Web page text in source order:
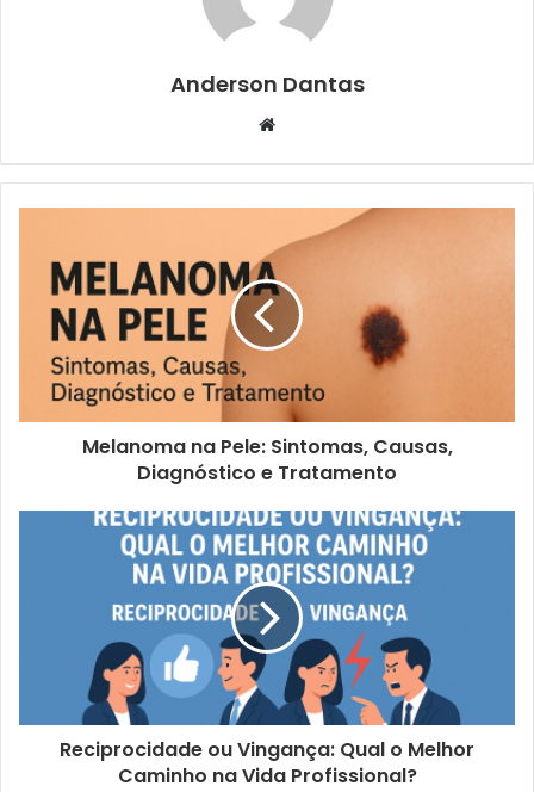
Anderson Dantas
Website
Melanoma na Pele: Sintomas, Causas,
Diagnóstico e Tratamento
Reciprocidade ou Vingança: Qual o Melhor
Caminho na Vida Profissional?